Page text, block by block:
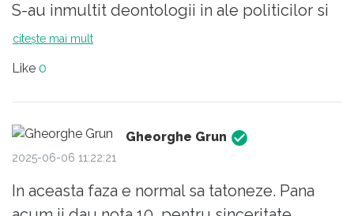
S-au inmultit deontologii in ale politicilor si
strategiilor nationale ca ciupercile dupa
E o fenta, doar o fenta! ND este un dezastru
pana acuma.
Ce-i drept cu Simion presedinte am fi fost
Insa,ND, cel putin la nivel comunicational
citește mai mult
Like 0
Gheorghe Grun
2025-06-06 11:22:21
In aceasta faza e normal sa tatoneze. Pana